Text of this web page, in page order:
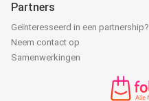
Partners
Geïnteresseerd in een partnership?
Neem contact op
Samenwerkingen